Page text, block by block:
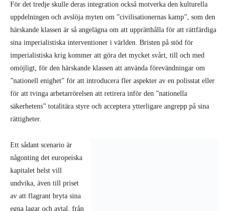
För det tredje skulle deras integration också motverka den kulturella
uppdelningen och avslöja myten om ”civilisationernas kamp”, som den
härskande klassen är så angelägna om att upprätthålla för att rättfärdiga
sina imperialistiska interventioner i världen. Bristen på stöd för
imperialistiska krig kommer att göra det mycket svårt, till och med
omöjligt, för den härskande klassen att använda förevändningar om
”nationell enighet” för att introducera fler aspekter av en polisstat eller
för att tvinga arbetarrörelsen att retirera inför den ”nationella
säkerhetens” totalitära styre och acceptera ytterligare angrepp på sina
rättigheter.
Ett sådant scenario är
någonting det europeiska
kapitalet helst vill undvika, även till priset av att flagrant bryta sina
egna lagar och avtal, från 1951 års Genèvekonvention till
Schengenavtalet.